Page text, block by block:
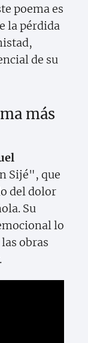
poema es
la pérdida
de su
más
Sijé", que
del dolor
Su
lo
obras